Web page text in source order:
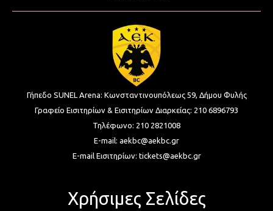
Γήπεδο SUNEL Arena: Κωνσταντινουπόλεως 59, Δήμου Φυλής
Γραφείο Εισιτηρίων & Εισιτηρίων Διαρκείας: 210 6896793
Τηλέφωνο: 210 2821008
E-mail: aekbc@aekbc.gr
E-mail Εισιτηρίων: tickets@aekbc.gr
Χρήσιμες Σελίδες